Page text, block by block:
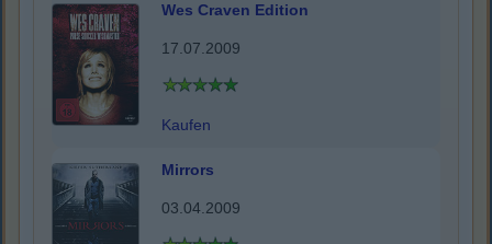
Wes Craven Edition
17.07.2009
Kaufen
Mirrors
03.04.2009